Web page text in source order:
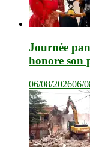
Journée
honore son
06/08/202606/